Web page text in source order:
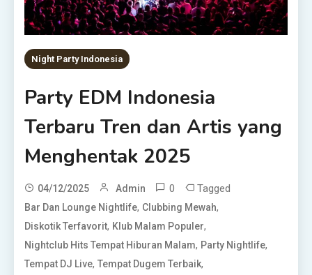
Night Party Indonesia
Party EDM Indonesia
Terbaru Tren dan Artis yang
Menghentak 2025
04/12/2025 Admin 0 Tagged
Bar Dan Lounge Nightlife, Clubbing Mewah,
Diskotik Terfavorit, Klub Malam Populer,
Nightclub Hits Tempat Hiburan Malam, Party Nightlife,
Tempat DJ Live,Tempat Dugem Terbaik,